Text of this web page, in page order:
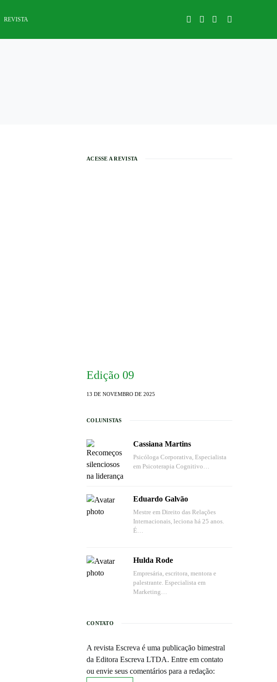
REVISTA
ACESSE A REVISTA
Edição 09
13 DE NOVEMBRO DE 2025
COLUNISTAS
Cassiana Martins
Psicóloga Corporativa, Especialista
em Psicoterapia Cognitivo…
Eduardo Galvão
Mestre em Direito das Relações
Internacionais, leciona há 25 anos.
É…
Hulda Rode
Empresária, escritora, mentora e
palestrante. Especialista em
Marketing…
CONTATO
A revista Escreva é uma publicação bimestral
da Editora Escreva LTDA. Entre em contato
ou envie seus comentários para a redação: